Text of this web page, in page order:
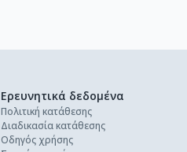
Ερευνητικά δεδομένα
Πολιτική κατάθεσης
Διαδικασία κατάθεσης
Οδηγός χρήσης